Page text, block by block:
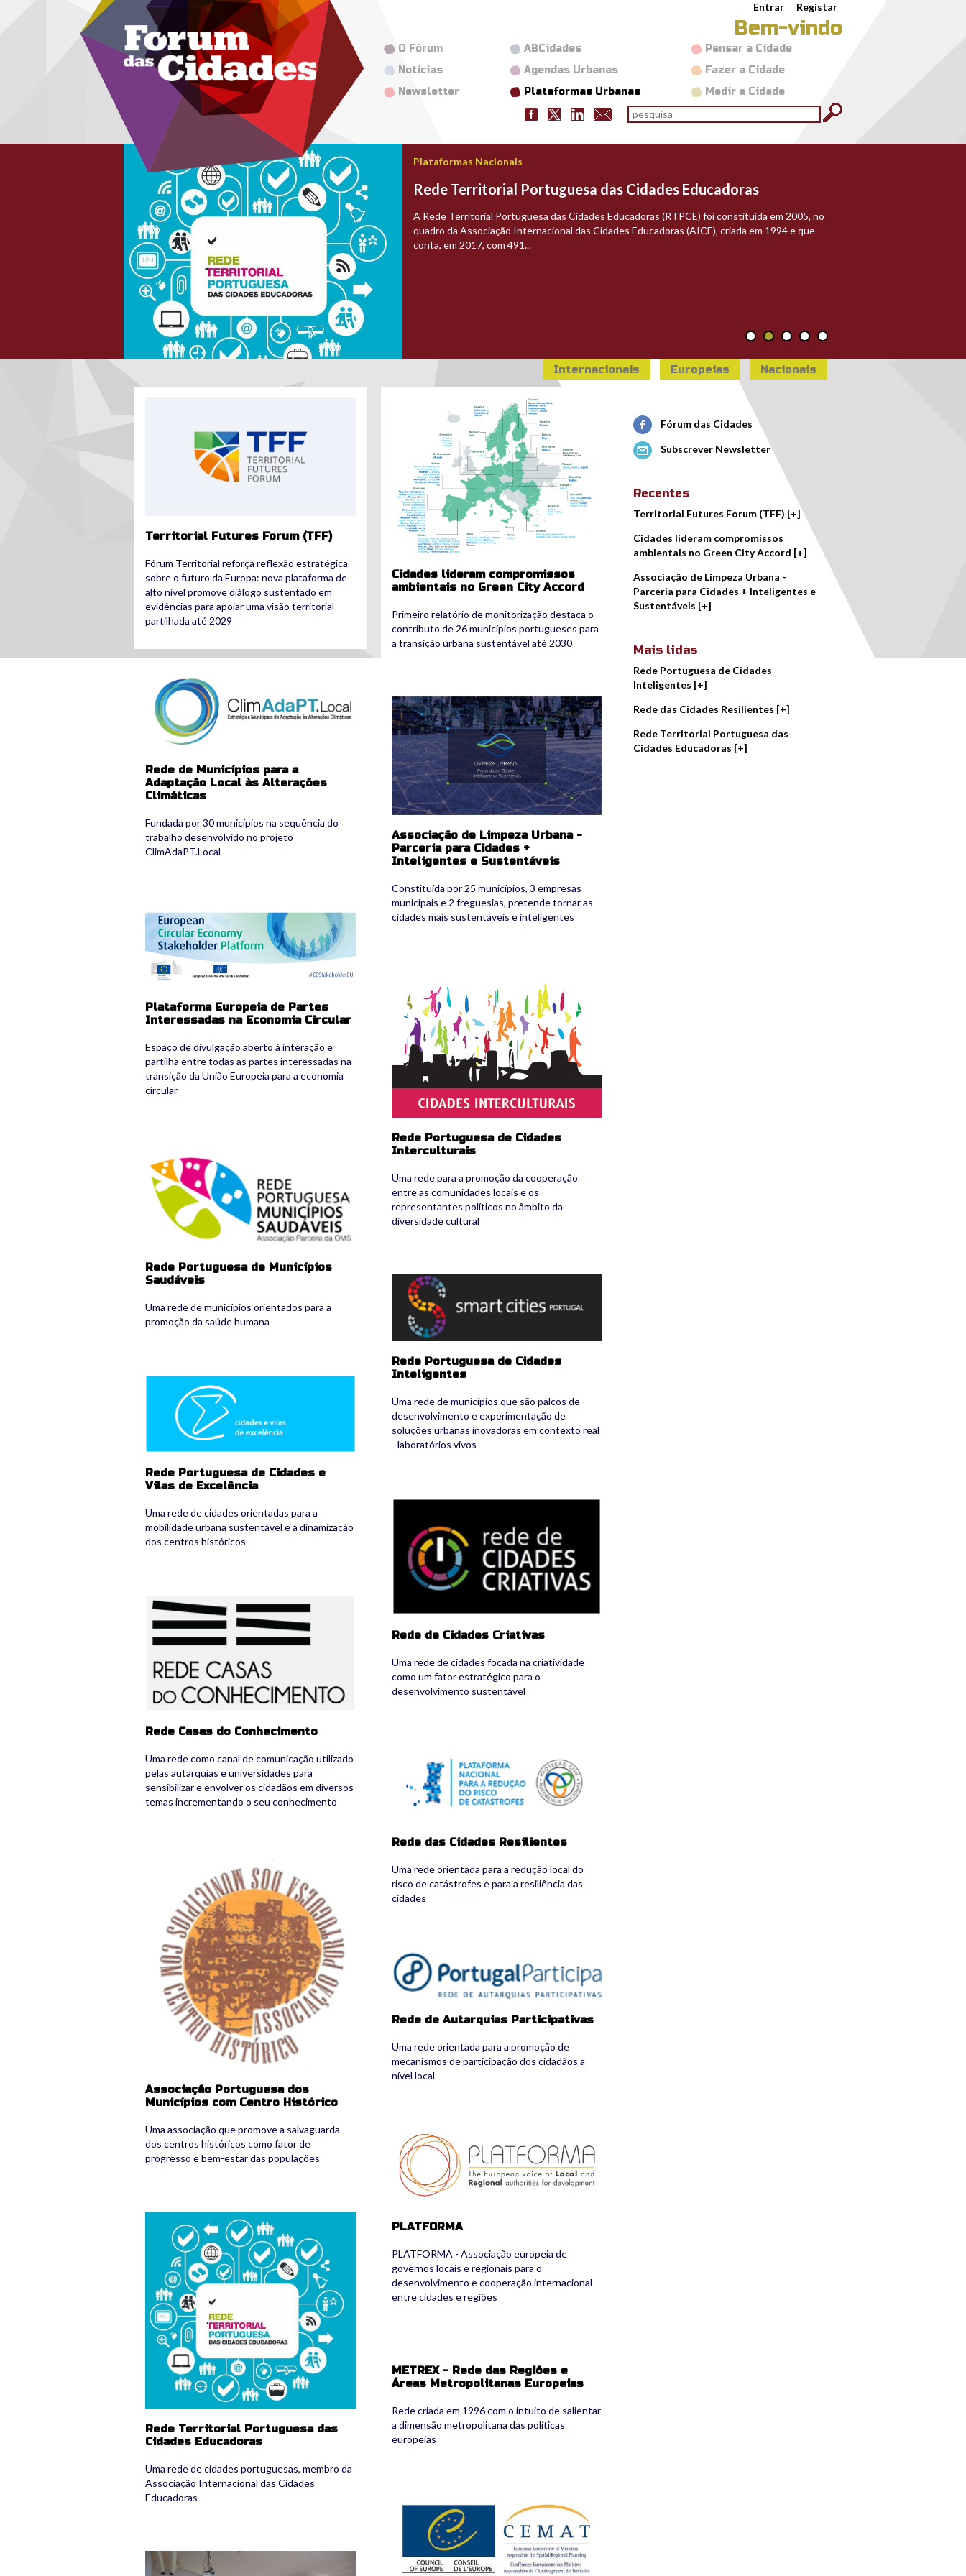
Passar para o conteúdo principalMenu secundário Entrar Registar
Bem-vindo
Pensar a Cidade
Fazer a Cidade
Medir a Cidade
ABCidades
Agendas Urbanas
Plataformas Urbanas
O Fórum
Notícias
Newsletter
Formulário de pesquisa
pesquisar
logo_cidades_educadoras_v2.jpg
Plataformas Nacionais
Rede Territorial Portuguesa das Cidades Educadoras
A Rede Territorial Portuguesa das Cidades Educadoras (RTPCE) foi constituída em 2005, no
quadro da Associação Internacional das Cidades Educadoras (AICE), criada em 1994 e que
conta, em 2017, com 491...
Internacionais Europeias Nacionais
Territorial Futures Forum (TFF)
Fórum Territorial reforça reflexão estratégica
sobre o futuro da Europa: nova plataforma de
alto nível promove diálogo sustentado em
evidências para apoiar uma visão territorial
partilhada até 2029
climadaptlocal.png
Rede de Municípios para a
Adaptação Local às Alterações
Climáticas
Fundada por 30 municípios na sequência do
trabalho desenvolvido no projeto
ClimAdaPT.Local
circulareconomy_banner.png
Plataforma Europeia de Partes
Interessadas na Economia Circular
Espaço de divulgação aberto à interação e
partilha entre todas as partes interessadas na
transição da União Europeia para a economia
circular
Rede Portuguesa de Municípios
Saudáveis
Uma rede de municípios orientados para a
promoção da saúde humana
6_rcvilasexcel_logo.png
Rede Portuguesa de Cidades e
Vilas de Excelência
Uma rede de cidades orientadas para a
mobilidade urbana sustentável e a dinamização
dos centros históricos
8_rcasasconhecim_logo.png
Rede Casas do Conhecimento
Uma rede como canal de comunicação utilizado
pelas autarquias e universidades para
sensibilizar e envolver os cidadãos em diversos
temas incrementando o seu conhecimento
Associação Portuguesa dos
Municípios com Centro Histórico
Uma associação que promove a salvaguarda
dos centros históricos como fator de
progresso e bem-estar das populações
logo_cidades_educadoras_v2.jpg
Rede Territorial Portuguesa das
Cidades Educadoras
Uma rede de cidades portuguesas, membro da
Associação Internacional das Cidades
Educadoras
04_auue_2202.jpg
greenaccord.png
Cidades lideram compromissos
ambientais no Green City Accord
Primeiro relatório de monitorização destaca o
contributo de 26 municípios portugueses para
a transição urbana sustentável até 2030
imagem1.jpg
Associação de Limpeza Urbana -
Parceria para Cidades +
Inteligentes e Sustentáveis
Constituída por 25 municípios, 3 empresas
municipais e 2 freguesias, pretende tornar as
cidades mais sustentáveis e inteligentes
Rede Portuguesa de Cidades
Interculturais
Uma rede para a promoção da cooperação
entre as comunidades locais e os
representantes políticos no âmbito da
diversidade cultural
5_rcintelig_logo.png
Rede Portuguesa de Cidades
Inteligentes
Uma rede de municípios que são palcos de
desenvolvimento e experimentação de
soluções urbanas inovadoras em contexto real
- laboratórios vivos
7_cidcriaticas.png
Rede de Cidades Criativas
Uma rede de cidades focada na criatividade
como um fator estratégico para o
desenvolvimento sustentável
Rede das Cidades Resilientes
Uma rede orientada para a redução local do
risco de catástrofes e para a resiliência das
cidades
logo_header_portugalparticipa.png
Rede de Autarquias Participativas
Uma rede orientada para a promoção de
mecanismos de participação dos cidadãos a
nível local
3.jpg
PLATFORMA
PLATFORMA - Associação europeia de
governos locais e regionais para o
desenvolvimento e cooperação internacional
entre cidades e regiões
METREX - Rede das Regiões e
Áreas Metropolitanas Europeias
Rede criada em 1996 com o intuito de salientar
a dimensão metropolitana das políticas
europeias
Fórum das Cidades
Subscrever Newsletter
Recentes
Territorial Futures Forum (TFF) [+]
Cidades lideram compromissos
ambientais no Green City Accord [+]
Associação de Limpeza Urbana -
Parceria para Cidades + Inteligentes e
Sustentáveis [+]
Mais lidas
Rede Portuguesa de Cidades
Inteligentes [+]
Rede das Cidades Resilientes [+]
Rede Territorial Portuguesa das
Cidades Educadoras [+]